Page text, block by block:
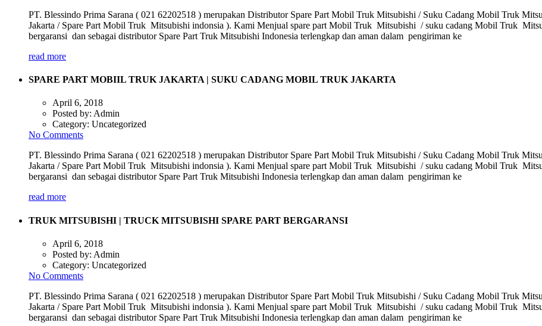
PT. Blessindo Prima Sarana ( 021 62202518 ) merupakan Distributor Spare Part Mobil Truk Mitsubishi / Suku Cadang Mobil Truk
Jakarta / Spare Part Mobil Truk Mitsubishi indonsia ). Kami Menjual spare part Mobil Truk Mitsubishi / suku cadang Mobil Truk
bergaransi dan sebagai distributor Spare Part Truk Mitsubishi Indonesia terlengkap dan aman dalam pengiriman ke
read more
SPARE PART MOBIIL TRUK JAKARTA | SUKU CADANG MOBIL TRUK JAKARTA
April 6, 2018
Posted by: Admin
Category: Uncategorized
No Comments
PT. Blessindo Prima Sarana ( 021 62202518 ) merupakan Distributor Spare Part Mobil Truk Mitsubishi / Suku Cadang Mobil Truk
Jakarta / Spare Part Mobil Truk Mitsubishi indonsia ). Kami Menjual spare part Mobil Truk Mitsubishi / suku cadang Mobil Truk
bergaransi dan sebagai distributor Spare Part Truk Mitsubishi Indonesia terlengkap dan aman dalam pengiriman ke
read more
TRUK MITSUBISHI | TRUCK MITSUBISHI SPARE PART BERGARANSI
April 6, 2018
Posted by: Admin
Category: Uncategorized
No Comments
PT. Blessindo Prima Sarana ( 021 62202518 ) merupakan Distributor Spare Part Mobil Truk Mitsubishi / Suku Cadang Mobil Truk
Jakarta / Spare Part Mobil Truk Mitsubishi indonsia ). Kami Menjual spare part Mobil Truk Mitsubishi / suku cadang Mobil Truk
bergaransi dan sebagai distributor Spare Part Truk Mitsubishi Indonesia terlengkap dan aman dalam pengiriman ke